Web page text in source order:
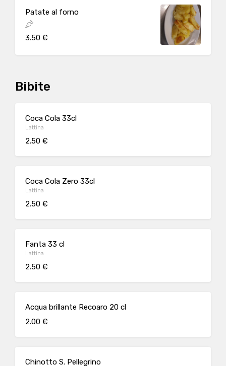
Patate al forno
3.50 €
Bibite
Coca Cola 33cl
Lattina
2.50 €
Coca Cola Zero 33cl
Lattina
2.50 €
Fanta 33 cl
Lattina
2.50 €
Acqua brillante Recoaro 20 cl
2.00 €
Chinotto S. Pellegrino